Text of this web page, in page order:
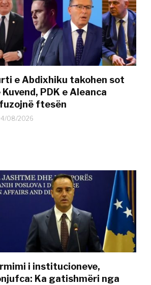
e Abdixhiku takohen sot
Kuvend, PDK e Aleanca
ftesën
08/2026
i institucioneve,
Ka gatishmëri nga